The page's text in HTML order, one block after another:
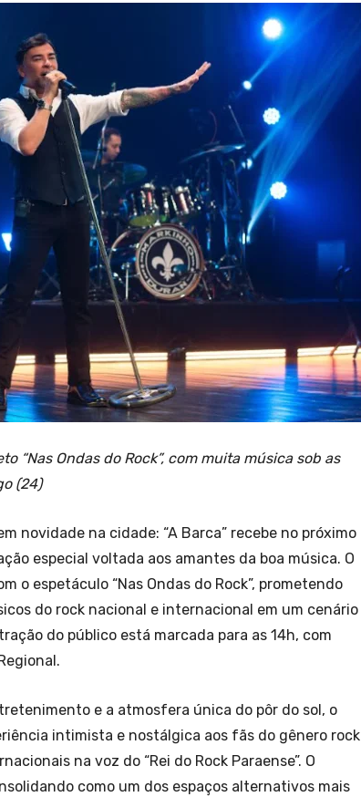
“Nas Ondas do Rock”, com muita música sob as
(24)
novidade na cidade: “A Barca” recebe no próximo
especial voltada aos amantes da boa música. O
o espetáculo “Nas Ondas do Rock”, prometendo
do rock nacional e internacional em um cenário
do público está marcada para as 14h, com
e a atmosfera única do pôr do sol, o
intimista e nostálgica aos fãs do gênero rock
na voz do “Rei do Rock Paraense”. O
como um dos espaços alternativos mais